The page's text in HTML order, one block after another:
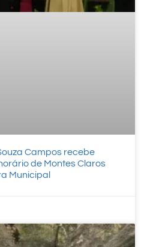
Campos recebe
de Montes Claros
Municipal